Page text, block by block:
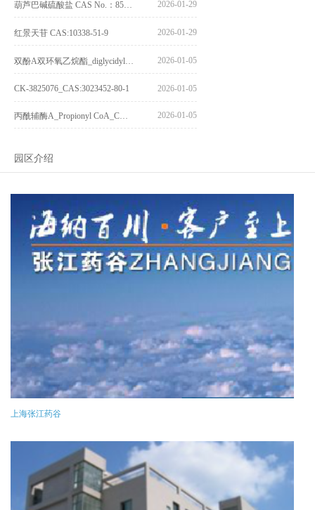
2026-01-29
红景天苷 CAS:10338-51-9 2026-01-29
2026-01-05
CK-3825076_CAS:3023452-80-1 2026-01-05
2026-01-05
园区介绍
上海张江药谷